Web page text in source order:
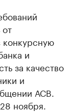
конкурсную
и
за качество
и
АСВ.
ноября.